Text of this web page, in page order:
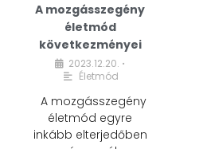
A mozgásszegény
életmód
következményei
2023.12.20. •
Életmód
A mozgásszegény
életmód egyre
inkább elterjedőben